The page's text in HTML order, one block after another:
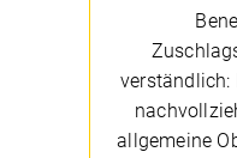
verständlich:
allgemeine